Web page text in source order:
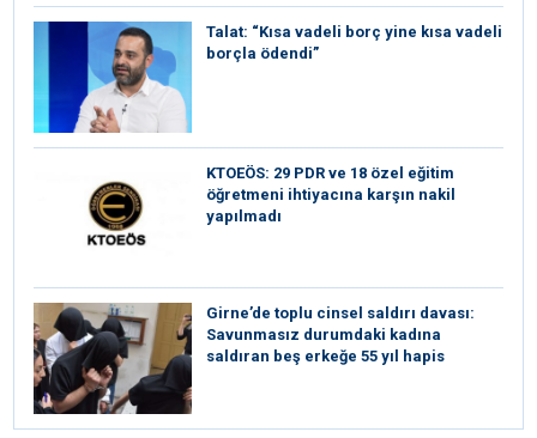
Talat: “Kısa vadeli borç yine kısa vadeli
borçla ödendi”
KTOEÖS: 29 PDR ve 18 özel eğitim
öğretmeni ihtiyacına karşın nakil
yapılmadı
Girne’de toplu cinsel saldırı davası:
Savunmasız durumdaki kadına
saldıran beş erkeğe 55 yıl hapis